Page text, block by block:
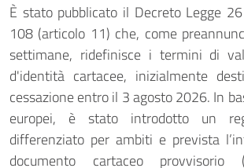
È stato pubblicato il Decreto Legge
108 (articolo 11) che, come
settimane, ridefinisce i termini di
d'identità cartacee, inizialmente
cessazione entro il 3 agosto 2026. In
europei, è stato introdotto un
differenziato per ambiti e prevista
documento cartaceo provvisorio